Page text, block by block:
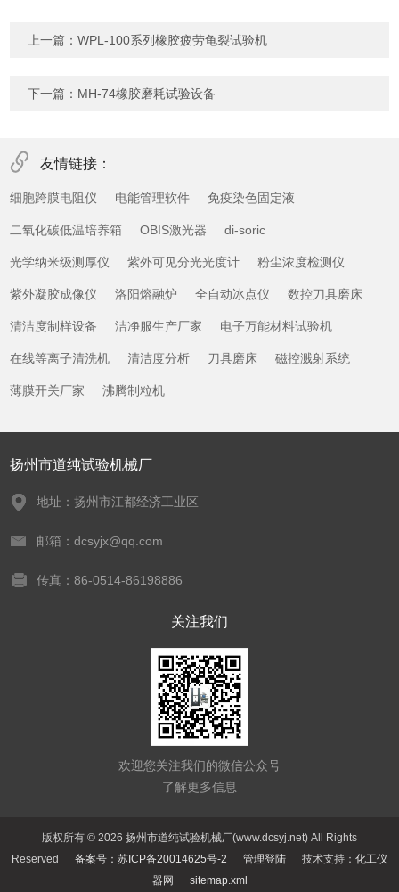
上一篇：WPL-100系列橡胶疲劳龟裂试验机
下一篇： MH-74橡胶磨耗试验设备
友情链接：
细胞跨膜电阻仪 电能管理软件 免疫染色固定液
二氧化碳低温培养箱 OBIS激光器 di-soric
光学纳米级测厚仪 紫外可见分光光度计 粉尘浓度检测仪
紫外凝胶成像仪 洛阳熔融炉 全自动冰点仪 数控刀具磨床
清洁度制样设备 洁净服生产厂家 电子万能材料试验机
在线等离子清洗机 清洁度分析 刀具磨床 磁控溅射系统
薄膜开关厂家 沸腾制粒机
扬州市道纯试验机械厂
地址：扬州市江都经济工业区
邮箱：dcsyjx@qq.com
传真：86-0514-86198886
关注我们
欢迎您关注我们的微信公众号
了解更多信息
版权所有 © 2026 扬州市道纯试验机械厂(www.dcsyj.net) All Rights
Reserved 备案号：苏ICP备20014625号-2 管理登陆 技术支持： 化工仪
器网
sitemap.xml